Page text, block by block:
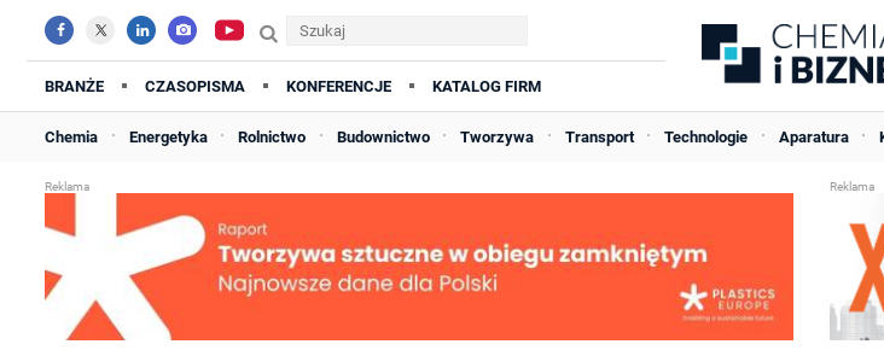
BRANŻE CZASOPISMA KONFERENCJE KATALOG FIRM
Chemia Energetyka Rolnictwo Budownictwo Tworzywa Transport Technologie Aparatura